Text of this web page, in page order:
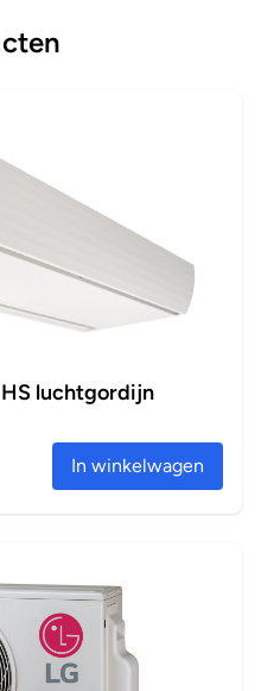
luchtgordijn
In winkelwagen